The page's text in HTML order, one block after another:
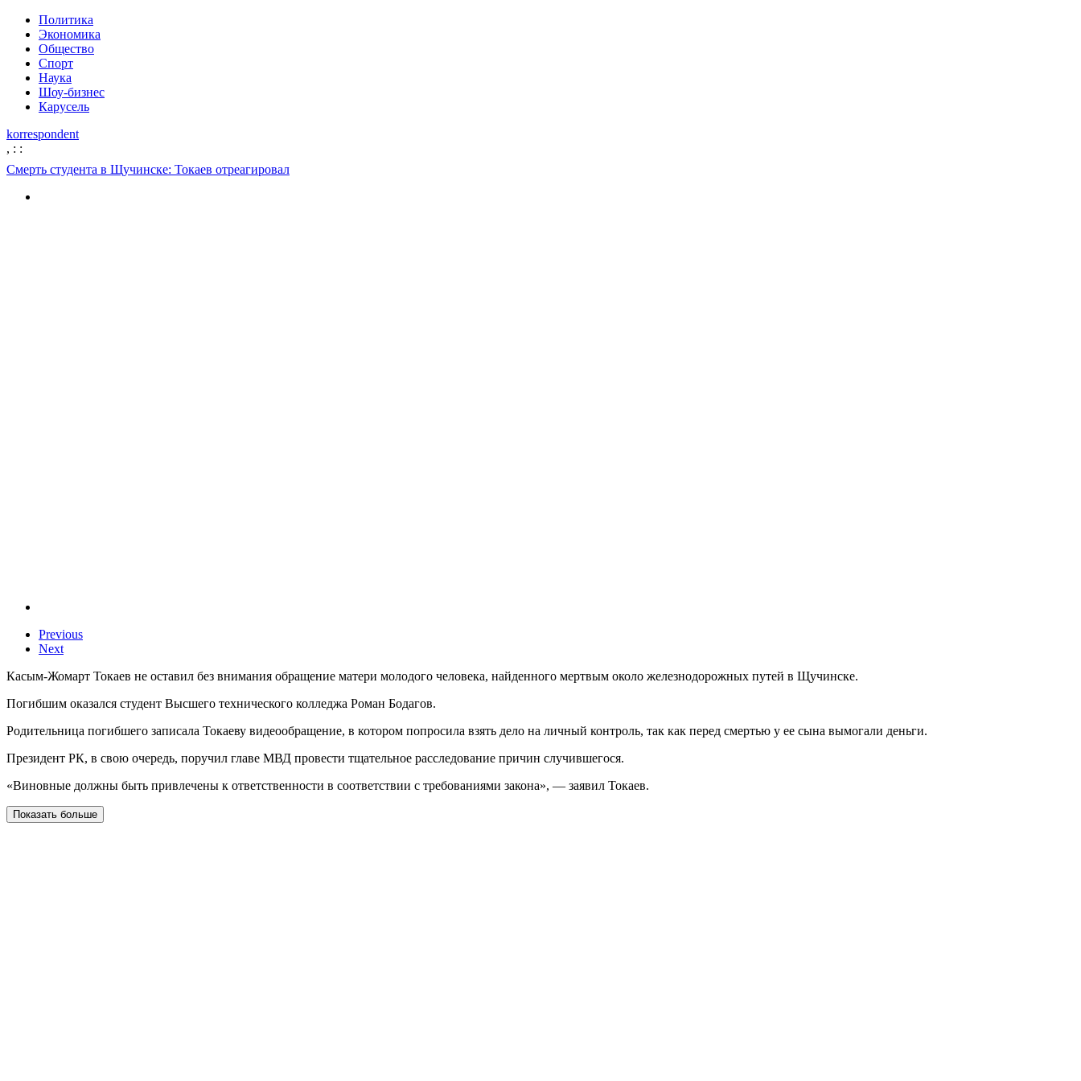
Политика
Экономика
Общество
Спорт
Наука
Шоу-бизнес
Карусель
korrespondent
, : :
Смерть студента в Щучинске: Токаев отреагировал
Previous
Next
Касым-Жомарт Токаев не оставил без внимания обращение матери молодого человека, найденного мертвым около железнодорожных путей в Щучинске.
Погибшим оказался студент Высшего технического колледжа Роман Бодагов.
Родительница погибшего записала Токаеву видеообращение, в котором попросила взять дело на личный контроль, так как перед смертью у ее сына вымогали деньги.
Президент РК, в свою очередь, поручил главе МВД провести тщательное расследование причин случившегося.
«Виновные должны быть привлечены к ответственности в соответствии с требованиями закона», — заявил Токаев.
Показать больше